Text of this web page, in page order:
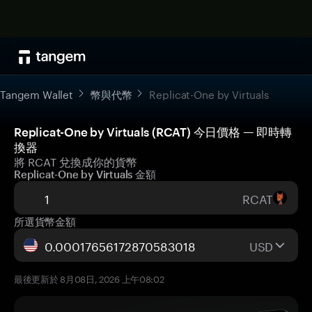
Tangem Wallet 幣與代幣 Replicat-One by Virtuals
Replicat-One by Virtuals (RCAT) 今日價格 — 即時轉
換器
將 RCAT 兌換成你的貨幣
Replicat-One by Virtuals 金額
RCAT
所選貨幣金額
USD
最後更新於 8月08日, 2026 上午08:02